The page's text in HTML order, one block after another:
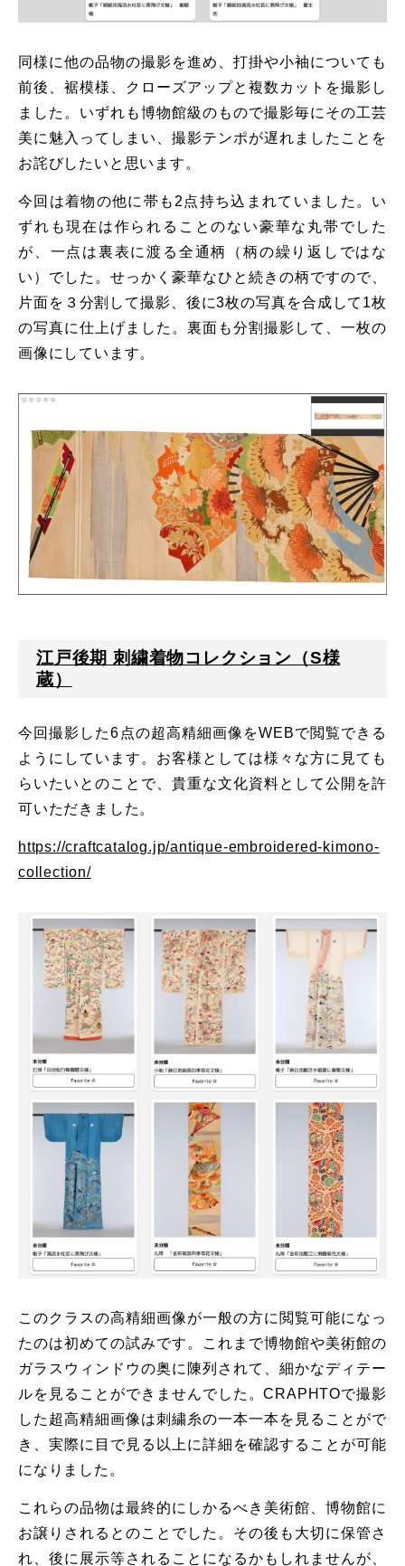
同様に他の品物の撮影を進め、打掛や小袖についても
前後、裾模様、クローズアップと複数カットを撮影し
ました。いずれも博物館級のもので撮影毎にその工芸
美に魅入ってしまい、撮影テンポが遅れましたことを
お詫びしたいと思います。
今回は着物の他に帯も2点持ち込まれていました。い
ずれも現在は作られることのない豪華な丸帯でした
が、一点は裏表に渡る全通柄（柄の繰り返しではな
い）でした。せっかく豪華なひと続きの柄ですので、
片面を３分割して撮影、後に3枚の写真を合成して1枚
の写真に仕上げました。裏面も分割撮影して、一枚の
画像にしています。
江戸後期 刺繍着物コレクション（S様
蔵）
今回撮影した6点の超高精細画像をWEBで閲覧できる
ようにしています。お客様としては様々な方に見ても
らいたいとのことで、貴重な文化資料として公開を許
可いただきました。
https://craftcatalog.jp/antique-embroidered-kimono-
collection/
このクラスの高精細画像が一般の方に閲覧可能になっ
たのは初めての試みです。これまで博物館や美術館の
ガラスウィンドウの奥に陳列されて、細かなディテー
ルを見ることができませんでした。CRAPHTOで撮影
した超高精細画像は刺繍糸の一本一本を見ることがで
き、実際に目で見る以上に詳細を確認することが可能
になりました。
これらの品物は最終的にしかるべき美術館、博物館に
お譲りされるとのことでした。その後も大切に保管さ
れ、後に展示等されることになるかもしれませんが、